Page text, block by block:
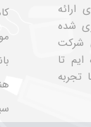
ارائه
شده
شرکت
تا
تجربه